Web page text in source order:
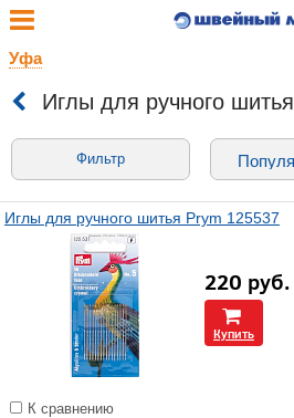
Уфа
Иглы для ручного шитья
Фильтр
Иглы для ручного шитья Prym 125537
220 руб.
Купить
К сравнению